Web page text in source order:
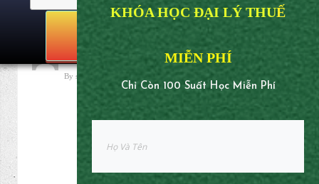
/ Uncategorized/ Luân chuyển chứng từ kế toán
NHẬN NGAY
KHÓA HỌC ĐẠI LÝ THUẾ
MIỄN PHÍ
Chỉ Còn 100 Suất Học Miễn Phí